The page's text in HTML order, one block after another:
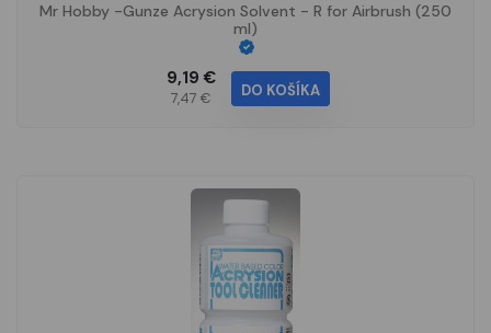
Mr Hobby -Gunze Acrysion Solvent - R for Airbrush (250
ml)
9,19 €
7,47 € DO KOŠÍKA